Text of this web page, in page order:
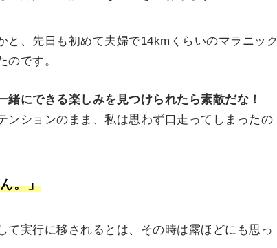
と、先日も初めて夫婦で14kmくらいのマラニック
のです。
にできる楽しみを見つけられたら素敵だな！
ンションのまま、私は思わず口走ってしまったの
。」
て実行に移されるとは、その時は露ほどにも思っ